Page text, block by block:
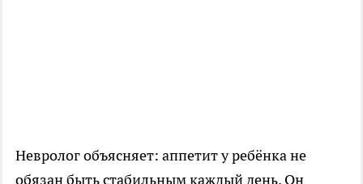
Невролог объясняет: аппетит у ребёнка не
обязан быть стабильным каждый день. Он